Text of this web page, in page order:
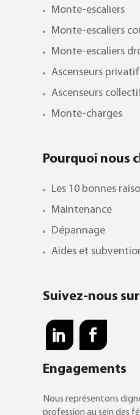
Monte-escaliers
Monte-escaliers
Monte-escaliers
Ascenseurs
Ascenseurs
Monte-charges
Pourquoi nous
Les 10 bonnes
Maintenance
Dépannage
Aides et
Suivez-nous
Engagements
Nous représentons
profession au sein des